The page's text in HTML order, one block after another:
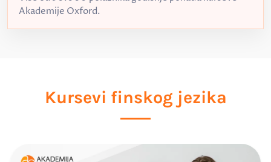
Akademije Oxford.
Kursevi finskog jezika